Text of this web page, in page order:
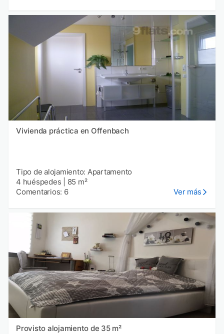
Vivienda práctica en Offenbach
Tipo de alojamiento: Apartamento
4 huéspedes
85 m²
Comentarios: 6
Ver más
Provisto alojamiento de 35 m²